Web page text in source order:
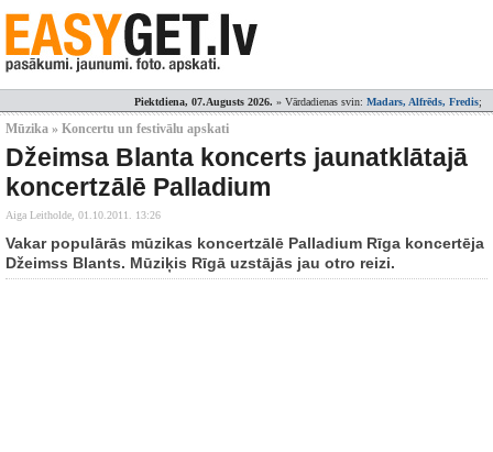
Piektdiena, 07.Augusts 2026. » Vārdadienas svin: Madars, Alfrēds, Fredis;
Mūzika » Koncertu un festivālu apskati
Džeimsa Blanta koncerts jaunatklātajā
koncertzālē Palladium
Aiga Leitholde, 01.10.2011. 13:26
Vakar populārās mūzikas koncertzālē Palladium Rīga koncertēja
Džeimss Blants. Mūziķis Rīgā uzstājās jau otro reizi.